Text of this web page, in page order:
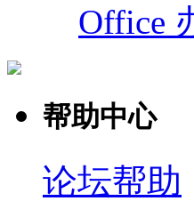
Office
帮助中心
论坛帮助